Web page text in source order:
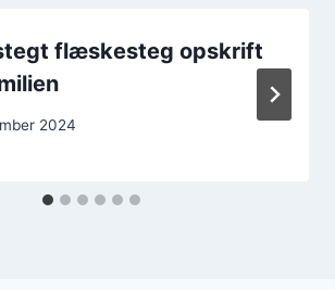
flæskesteg opskrift
2024